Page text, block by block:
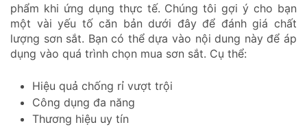
phẩm khi ứng dụng thực tế. Chúng tôi gợi ý cho bạn
một vài yếu tố căn bản dưới đây để đánh giá chất
lượng sơn sắt. Bạn có thể dựa vào nội dung này để áp
dụng vào quá trình chọn mua sơn sắt. Cụ thể:
Hiệu quả chống rỉ vượt trội
Công dụng đa năng
Thương hiệu uy tín